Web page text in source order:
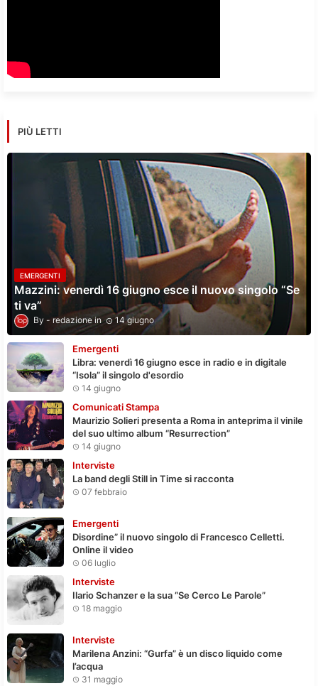
PIÙ LETTI
EMERGENTI
Mazzini: venerdì 16 giugno esce il nuovo singolo “Se
ti va”
redazione 14 giugno
Emergenti
Libra: venerdì 16 giugno esce in radio e in digitale
“Isola” il singolo d'esordio
14 giugno
Comunicati Stampa
Maurizio Solieri presenta a Roma in anteprima il vinile
del suo ultimo album “Resurrection”
14 giugno
Interviste
La band degli Still in Time si racconta
07 febbraio
Emergenti
Disordine” il nuovo singolo di Francesco Celletti.
Online il video
06 luglio
Interviste
Ilario Schanzer e la sua “Se Cerco Le Parole”
18 maggio
Interviste
Marilena Anzini: “Gurfa” è un disco liquido come
l’acqua
31 maggio